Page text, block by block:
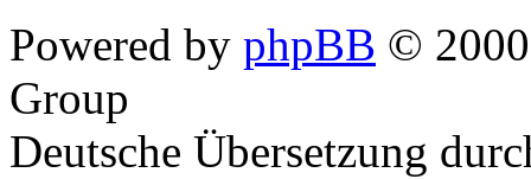
Powered by phpBB ©
Group
Deutsche Übersetzung